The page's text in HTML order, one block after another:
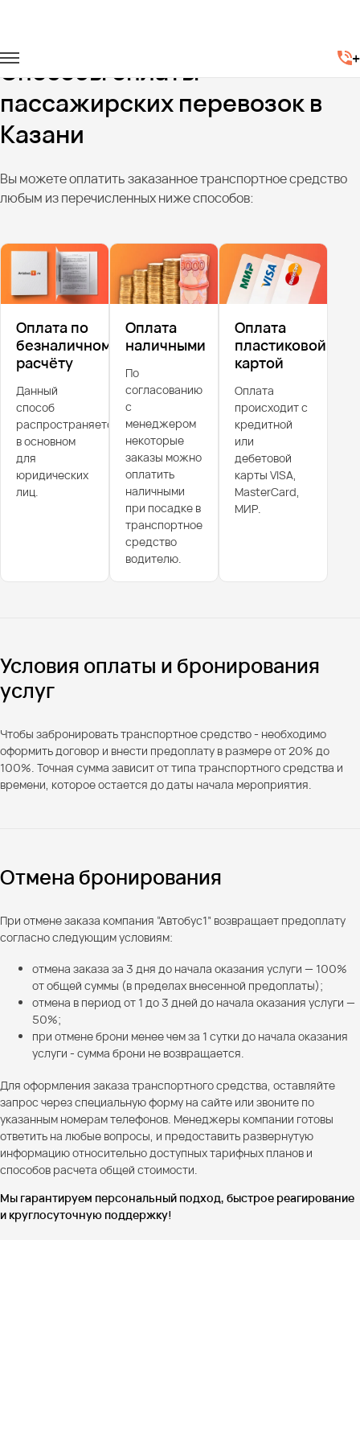
Способы оплаты
пассажирских перевозок в
Казани
Вы можете оплатить заказанное транспортное средство
любым из перечисленных ниже способов:
Оплата по
безналичному
расчёту
Данный
способ
распространяется
в основном
для
юридических
лиц.
Оплата
наличными
По
согласованию
с
менеджером
некоторые
заказы можно
оплатить
наличными
при посадке в
транспортное
средство
водителю.
Оплата
пластиковой
картой
Оплата
происходит с
кредитной
или
дебетовой
карты VISA,
MasterCard,
МИР.
Условия оплаты и бронирования
услуг
Чтобы забронировать транспортное средство - необходимо
оформить договор и внести предоплату в размере от 20% до
100%. Точная сумма зависит от типа транспортного средства и
времени, которое остается до даты начала мероприятия.
Отмена бронирования
При отмене заказа компания “Автобус1” возвращает предоплату
согласно следующим условиям:
отмена заказа за 3 дня до начала оказания услуги — 100%
от общей суммы (в пределах внесенной предоплаты);
отмена в период от 1 до 3 дней до начала оказания услуги —
50%;
при отмене брони менее чем за 1 сутки до начала оказания
услуги - сумма брони не возвращается.
Для оформления заказа транспортного средства, оставляйте
запрос через специальную форму на сайте или звоните по
указанным номерам телефонов. Менеджеры компании готовы
ответить на любые вопросы, и предоставить развернутую
информацию относительно доступных тарифных планов и
способов расчета общей стоимости.
Мы гарантируем персональный подход, быстрое реагирование
и круглосуточную поддержку!